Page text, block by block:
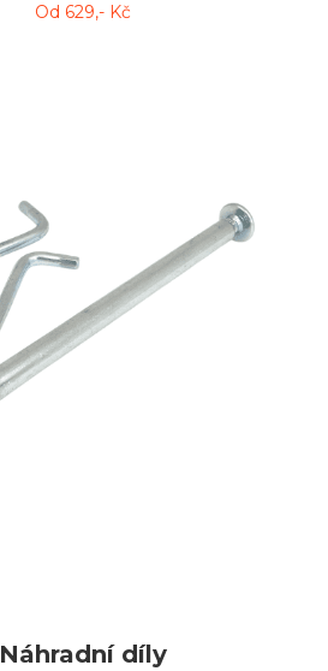
Od 629,- Kč
Náhradní díly